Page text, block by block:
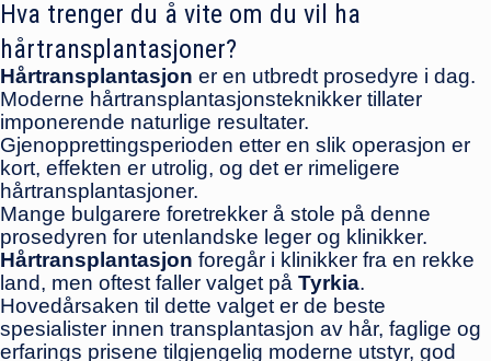
Hva trenger du å vite om du vil ha
hårtransplantasjoner?
Hårtransplantasjon er en utbredt prosedyre i dag.
Moderne hårtransplantasjonsteknikker tillater
imponerende naturlige resultater.
Gjenopprettingsperioden etter en slik operasjon er
kort, effekten er utrolig, og det er rimeligere
hårtransplantasjoner.
Mange bulgarere foretrekker å stole på denne
prosedyren for utenlandske leger og klinikker.
Hårtransplantasjon foregår i klinikker fra en rekke
land, men oftest faller valget på Tyrkia.
Hovedårsaken til dette valget er de beste
spesialister innen transplantasjon av hår, faglige og
erfarings prisene tilgjengelig moderne utstyr, god